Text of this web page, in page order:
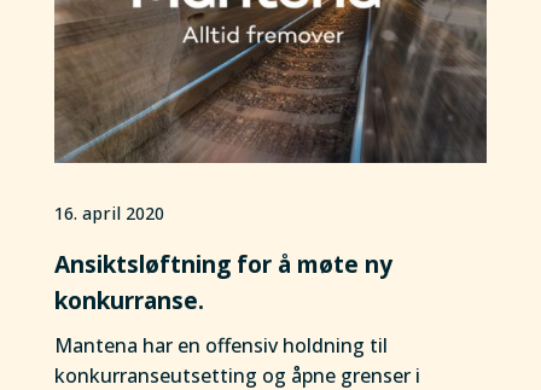
16. april 2020
Ansiktsløftning for å møte ny
konkurranse.
Mantena har en offensiv holdning til
konkurranseutsetting og åpne grenser i